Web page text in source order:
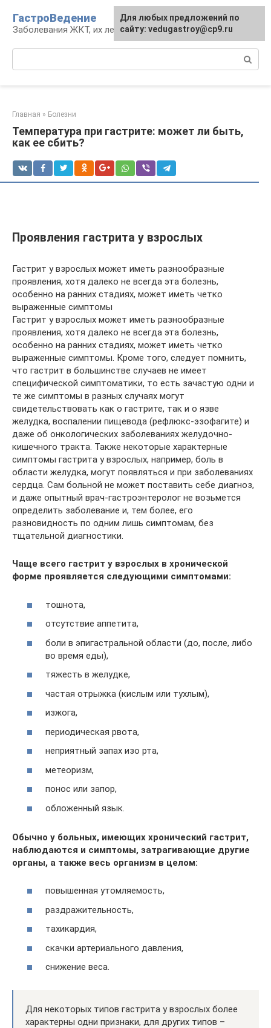
контенту
ГастроВедение
Заболевания ЖКТ, их лечение и профилактика
Главная » Болезни
Температура при гастрите: может ли быть,
как ее сбить?
Проявления гастрита у взрослых
Гастрит у взрослых может иметь разнообразные
проявления, хотя далеко не всегда эта болезнь,
особенно на ранних стадиях, может иметь четко
выраженные симптомы
Гастрит у взрослых может иметь разнообразные
проявления, хотя далеко не всегда эта болезнь,
особенно на ранних стадиях, может иметь четко
выраженные симптомы. Кроме того, следует помнить,
что гастрит в большинстве случаев не имеет
специфической симптоматики, то есть зачастую одни и
те же симптомы в разных случаях могут
свидетельствовать как о гастрите, так и о язве
желудка, воспалении пищевода (рефлюкс-эзофагите) и
даже об онкологических заболеваниях желудочно-
кишечного тракта. Также некоторые характерные
симптомы гастрита у взрослых, например, боль в
области желудка, могут появляться и при заболеваниях
сердца. Сам больной не может поставить себе диагноз,
и даже опытный врач-гастроэнтеролог не возьмется
определить заболевание и, тем более, его
разновидность по одним лишь симптомам, без
тщательной диагностики.
Чаще всего гастрит у взрослых в хронической
форме проявляется следующими симптомами:
тошнота,
отсутствие аппетита,
боли в эпигастральной области (до, после, либо
во время еды),
тяжесть в желудке,
частая отрыжка (кислым или тухлым),
изжога,
периодическая рвота,
неприятный запах изо рта,
метеоризм,
понос или запор,
обложенный язык.
Обычно у больных, имеющих хронический гастрит,
наблюдаются и симптомы, затрагивающие другие
органы, а также весь организм в целом:
повышенная утомляемость,
раздражительность,
тахикардия,
скачки артериального давления,
снижение веса.
Для некоторых типов гастрита у взрослых более
характерны одни признаки, для других типов –
Для любых предложений по
сайту: vedugastroy@cp9.ru